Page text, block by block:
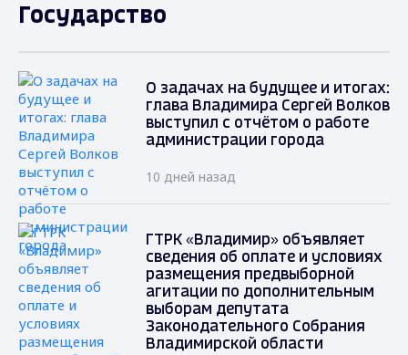
Государство
О задачах на будущее и итогах:
глава Владимира Сергей Волков
выступил с отчётом о работе
администрации города
10 дней назад
ГТРК «Владимир» объявляет
сведения об оплате и условиях
размещения предвыборной
агитации по дополнительным
выборам депутата
Законодательного Собрания
Владимирской области